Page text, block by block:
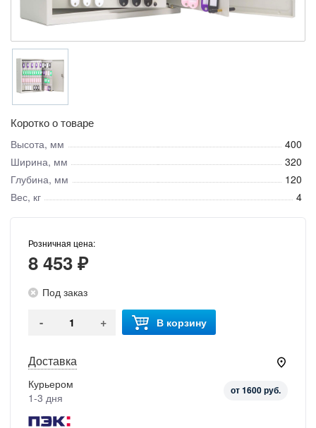
Коротко о товаре
Высота, мм
400
Ширина, мм
320
Глубина, мм
120
Вес, кг
4
Розничная цена:
8 453 ₽
Под заказ
- + В корзину
Доставка
Курьером
1-3 дня
от 1600 руб.